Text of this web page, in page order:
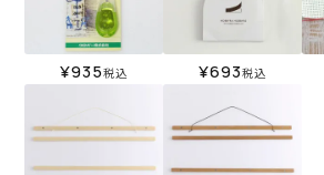
¥935税込 ¥693税込